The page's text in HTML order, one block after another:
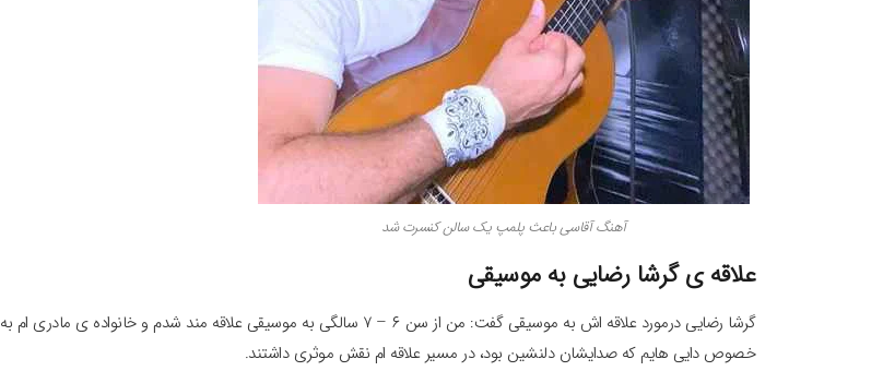
آهنگ آقاسی باعث پلمپ یک سالن کنسرت شد
علاقه ی گرشا رضایی به موسیقی
گرشا رضایی درمورد علاقه اش به موسیقی گفت: من از سن ۶ – ۷ سالگی به موسیقی علاقه مند شدم و خانواده ی مادری ام به
خصوص دایی هایم که صدایشان دلنشین بود، در مسیر علاقه ام نقش موثری داشتند.